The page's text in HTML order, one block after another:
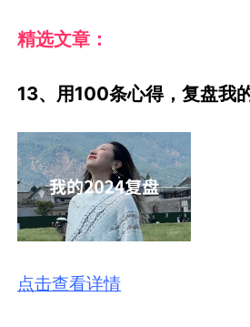
精选文章：
13、用100条心得，复盘我
点击查看详情